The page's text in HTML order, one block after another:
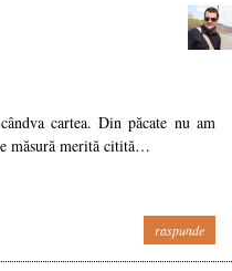
cartea. Din păcate nu am
măsură merită citită…
raspunde